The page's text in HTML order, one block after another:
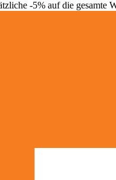
-5% auf die gesamte